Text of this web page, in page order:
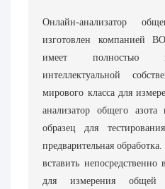
Онлайн-анализатор
изготовлен компанией
имеет полностью
интеллектуальной
мирового класса для
анализатор общего
образец для
предварительная
вставить
для измерения общей